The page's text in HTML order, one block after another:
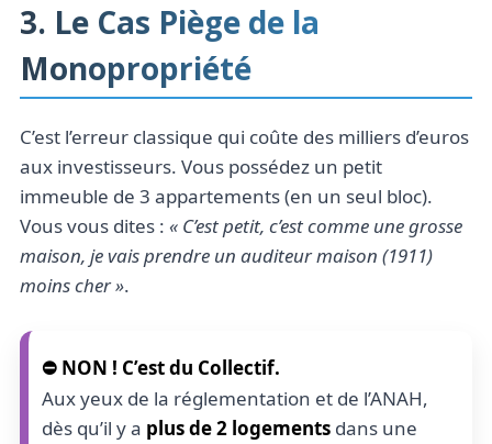
3. Le Cas Piège de la
Monopropriété
C’est l’erreur classique qui coûte des milliers d’euros
aux investisseurs. Vous possédez un petit
immeuble de 3 appartements (en un seul bloc).
Vous vous dites : « C’est petit, c’est comme une grosse
maison, je vais prendre un auditeur maison (1911)
moins cher ».
⛔ NON ! C’est du Collectif.
Aux yeux de la réglementation et de l’ANAH,
dès qu’il y a plus de 2 logements dans une